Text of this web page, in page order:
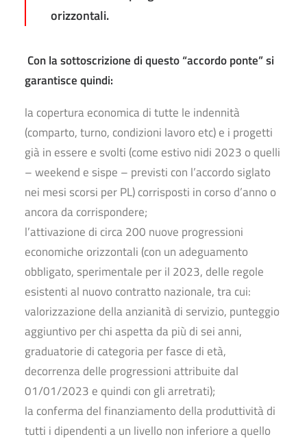
orizzontali.
Con la sottoscrizione di questo “accordo ponte” si
garantisce quindi:
la copertura economica di tutte le indennità
(comparto, turno, condizioni lavoro etc) e i progetti
già in essere e svolti (come estivo nidi 2023 o quelli
– weekend e sispe – previsti con l’accordo siglato
nei mesi scorsi per PL) corrisposti in corso d’anno o
ancora da corrispondere;
l’attivazione di circa 200 nuove progressioni
economiche orizzontali (con un adeguamento
obbligato, sperimentale per il 2023, delle regole
esistenti al nuovo contratto nazionale, tra cui:
valorizzazione della anzianità di servizio, punteggio
aggiuntivo per chi aspetta da più di sei anni,
graduatorie di categoria per fasce di età,
decorrenza delle progressioni attribuite dal
01/01/2023 e quindi con gli arretrati);
la conferma del finanziamento della produttività di
tutti i dipendenti a un livello non inferiore a quello